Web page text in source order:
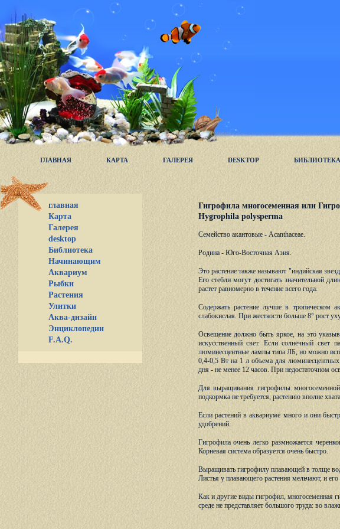
ГЛАВНАЯ КАРТА ГАЛЕРЕЯ DESKTOP БИБЛИОТЕКА
главная
Карта
Галерея
desktop
Библиотека
Начинающим
Аквариум
Рыбки
Растения
Улитки
Аква-дизайн
Энциклопедии
F.A.Q.
Гигрофила многосеменная или
Hygrophila polysperma
Семейство акантовые - Acanthaceae.
Родина - Юго-Восточная Азия.
Эторастение также называют "индийская
Его стебли могут достигать значительной
растет равномерно в течение всего года.
Содержать растение лучше в тропическом
слабокислая. При жесткости больше 8° рост
Освещение должно быть яркое, на это
искусственный свет. Если солнечный свет
люминесцентные лампы типа ЛБ, но можно
0,4-0,5 Вт на 1 л объема для
дня - не менее 12 часов. При недостаточном
Для выращивания гигрофилы
подкормка не требуется, растению вполне
Если растений в аквариуме много и они
удобрений.
Гигрофила очень легко размножается
Корневая система образуется очень быстро.
Выращивать гигрофилу плавающей в толще
Листья у плавающего растения мельчают, и его
Как и другие виды гигрофил, многосеменная
среде не представляет большого труда: во